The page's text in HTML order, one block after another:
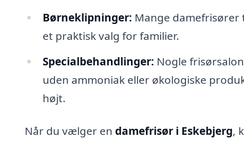
Børneklipninger: Mange
et praktisk valg for familier.
Specialbehandlinger: Nogle
uden ammoniak eller økologiske
højt.
Når du vælger en damefrisør i Eskebjerg,